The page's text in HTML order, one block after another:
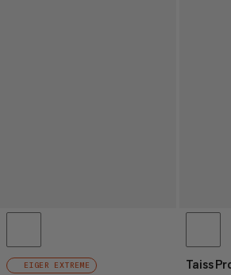
EIGER EXTREME Taiss